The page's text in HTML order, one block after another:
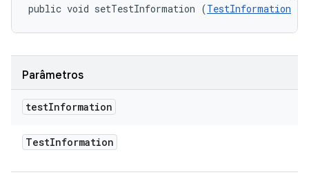
public void setTestInformation (TestInformation
Parâmetros
testInformation
TestInformation